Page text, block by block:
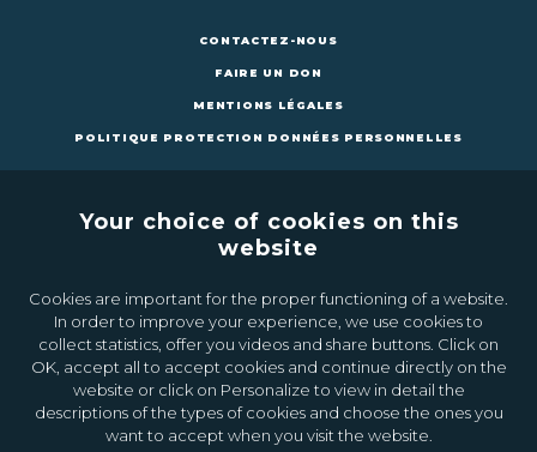
CONTACTEZ-NOUS
FAIRE UN DON
MENTIONS LÉGALES
POLITIQUE PROTECTION DONNÉES PERSONNELLES
CONTACTEZ-NOUS FAIRE UN DON
Inscrivez-vous à la newsletter
Ok
Your choice of cookies on this
website
Cookies are important for the proper functioning of a website.
In order to improve your experience, we use cookies to
collect statistics, offer you videos and share buttons. Click on
OK, accept all to accept cookies and continue directly on the
website or click on Personalize to view in detail the
descriptions of the types of cookies and choose the ones you
want to accept when you visit the website.